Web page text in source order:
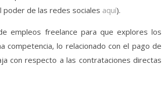
de las redes sociales aquí).
empleos freelance para que explores los
competencia, lo relacionado con el pago de
con respecto a las contrataciones directas